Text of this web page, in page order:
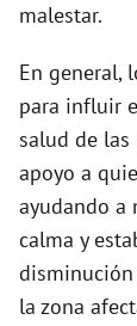
malestar.
En general,
para influir
salud de las
apoyo a
ayudando a
calma y
la zona